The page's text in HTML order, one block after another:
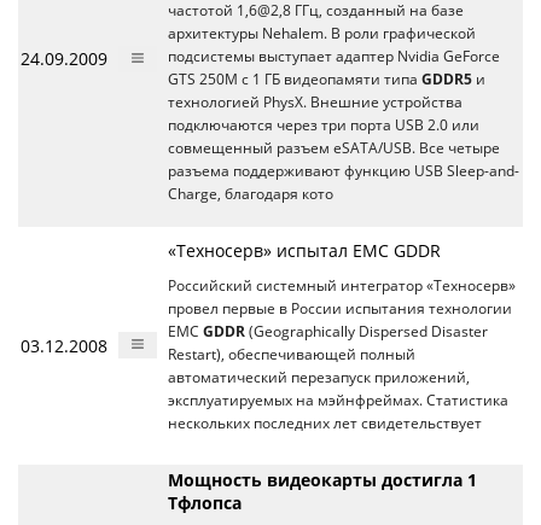
24.09.2009
частотой 1,6@2,8 ГГц, созданный на базе
архитектуры Nehalem. В роли графической
подсистемы выступает адаптер Nvidia GeForce
GTS 250M с 1 ГБ видеопамяти типа GDDR5 и
технологией PhysX. Внешние устройства
подключаются через три порта USB 2.0 или
совмещенный разъем eSATA/USB. Все четыре
разъема поддерживают функцию USB Sleep-and-
Charge, благодаря кото
03.12.2008
«Техносерв» испытал EMC GDDR
Российский системный интегратор «Техносерв»
провел первые в России испытания технологии
EMC GDDR (Geographically Dispersed Disaster
Restart), обеспечивающей полный
автоматический перезапуск приложений,
эксплуатируемых на мэйнфреймах. Статистика
нескольких последних лет свидетельствует
Мощность видеокарты достигла 1
Тфлопса